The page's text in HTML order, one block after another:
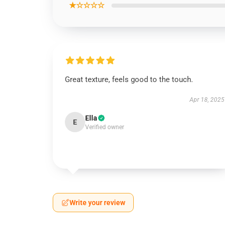
★☆☆☆☆
Great texture, feels good to the touch.
Apr 18, 2025
E Ella
Verified owner
Write your review